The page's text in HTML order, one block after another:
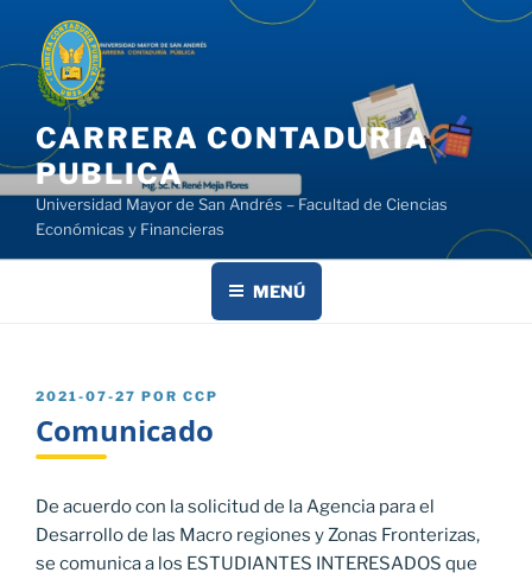
contenido
CARRERA CONTADURIA
PUBLICA
Universidad Mayor de San Andrés – Facultad de Ciencias
Económicas y Financieras
MENÚ
PUBLICADO
2021-07-27 POR CCP
Comunicado
De acuerdo con la solicitud de la Agencia para el
Desarrollo de las Macro regiones y Zonas Fronterizas,
se comunica a los ESTUDIANTES INTERESADOS que